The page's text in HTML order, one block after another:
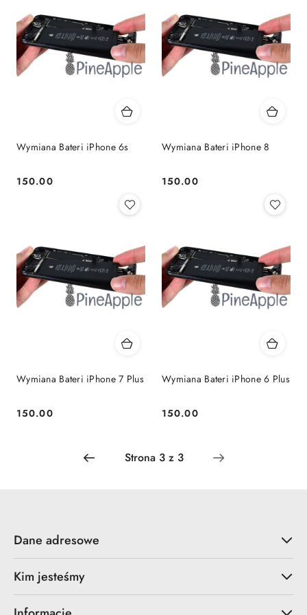
Wymiana Bateri iPhone 6s
Cena:
150.00
Wymiana Bateri iPhone 8
Cena:
150.00
Wymiana Bateri iPhone 7 Plus
Cena:
150.00
Wymiana Bateri iPhone 6 Plus
Cena:
150.00
Dane adresowe
Kim jesteśmy